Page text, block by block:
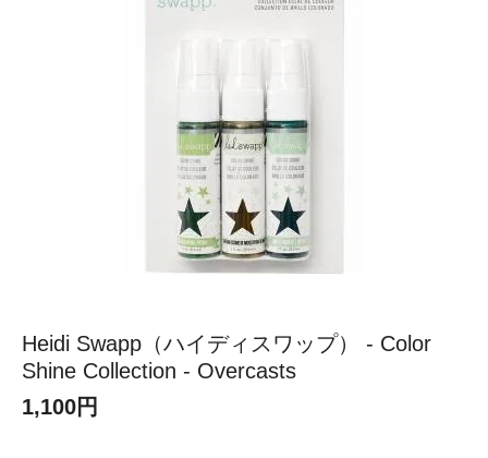
Heidi Swapp（ハイディスワップ） - Color
Shine Collection - Overcasts
1,100円